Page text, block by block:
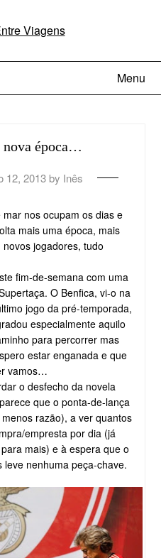
Menu
nova época…
12, 2013 by Inês
nos ocupam os dias e
mais uma época, mais
jogadores, tudo
fim-de-semana com uma
O Benfica, vi-o na
jogo da pré-temporada,
especialmente aquilo
para percorrer mas
estar enganada e que
vamos…
o desfecho da novela
que o ponta-de-lança
razão), a ver quantos
empresta por dia (já
mais) e à espera que o
nenhuma peça-chave.